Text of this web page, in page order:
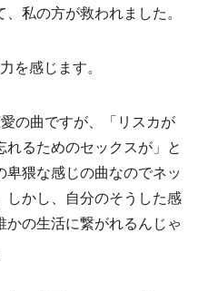
私の方が救われました。
を感じます。
の曲ですが、「リスカが
るためのセックスが」と
猥な感じの曲なのでネッ
しかし、自分のそうした感
の生活に繋がれるんじゃ